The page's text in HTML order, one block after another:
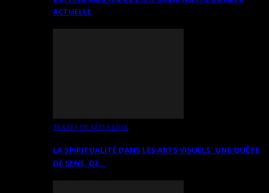
ACTUELLE
TEXTES DE RÉFLEXION
LA SPIRITUALITÉ DANS LES ARTS VISUELS: UNE QUÊTE
DE SENS, DE…